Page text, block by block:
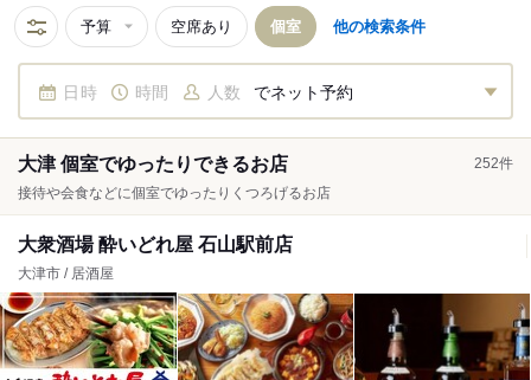
予算 空席あり 個室 他の検索条件
日時 時間 人数 でネット予約
大津 個室でゆったりできるお店 252件
接待や会食などに個室でゆったりくつろげるお店
大衆酒場 酔いどれ屋 石山駅前店
大津市 / 居酒屋